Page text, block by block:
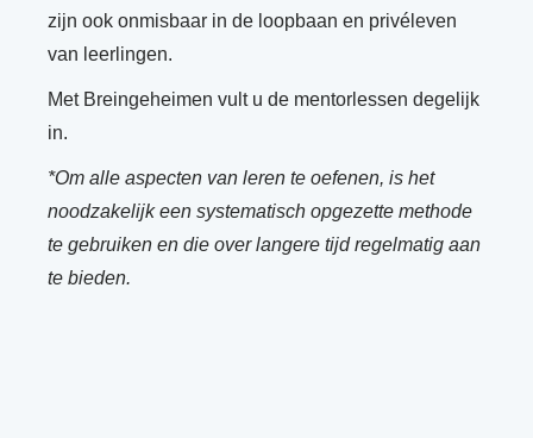
zijn ook onmisbaar in de loopbaan en privéleven
van leerlingen.
Met Breingeheimen vult u de mentorlessen degelijk
in.
*Om alle aspecten van leren te oefenen, is het
noodzakelijk een systematisch opgezette methode
te gebruiken en die over langere tijd regelmatig aan
te bieden.